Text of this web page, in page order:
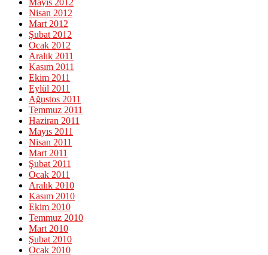
Mayıs 2012
Nisan 2012
Mart 2012
Şubat 2012
Ocak 2012
Aralık 2011
Kasım 2011
Ekim 2011
Eylül 2011
Ağustos 2011
Temmuz 2011
Haziran 2011
Mayıs 2011
Nisan 2011
Mart 2011
Şubat 2011
Ocak 2011
Aralık 2010
Kasım 2010
Ekim 2010
Temmuz 2010
Mart 2010
Şubat 2010
Ocak 2010